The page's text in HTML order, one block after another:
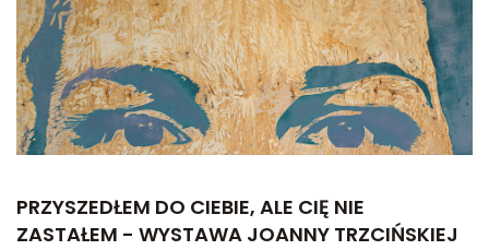
PRZYSZEDŁEM DO CIEBIE, ALE CIĘ NIE
ZASTAŁEM - WYSTAWA JOANNY TRZCIŃSKIEJ